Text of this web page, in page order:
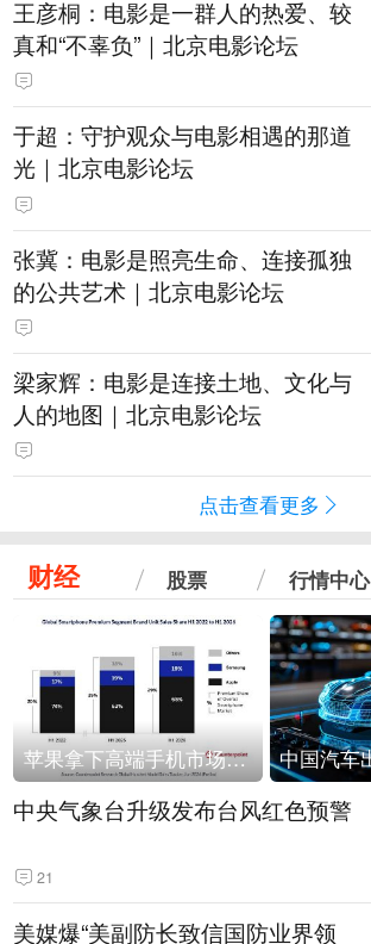
王彦桐：电影是一群人的热爱、较
真和“不辜负”｜北京电影论坛
于超：守护观众与电影相遇的那道
光｜北京电影论坛
张冀：电影是照亮生命、连接孤独
的公共艺术｜北京电影论坛
梁家辉：电影是连接土地、文化与
人的地图｜北京电影论坛
点击查看更多
财经 股票 行情中心
苹果拿下高端手机市场65%的份额：iPhone 17系列功不可没
中央气象台升级发布台风红色预警
21
美媒爆“美副防长致信国防业界领